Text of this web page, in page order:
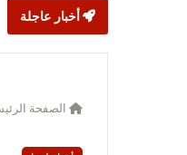
أخبار عاجلة
الصفحة